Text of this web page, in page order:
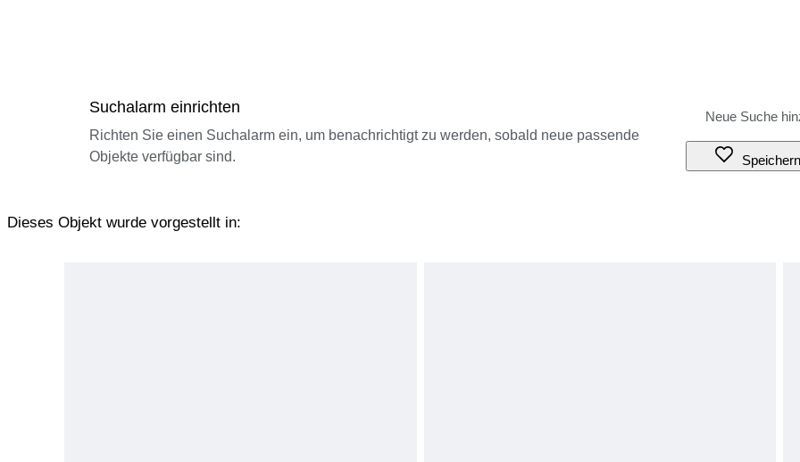
Suchalarm einrichten
Richten Sie einen Suchalarm ein, um benachrichtigt zu werden, sobald neue passende
Objekte verfügbar sind.
Speichern
Dieses Objekt wurde vorgestellt in: